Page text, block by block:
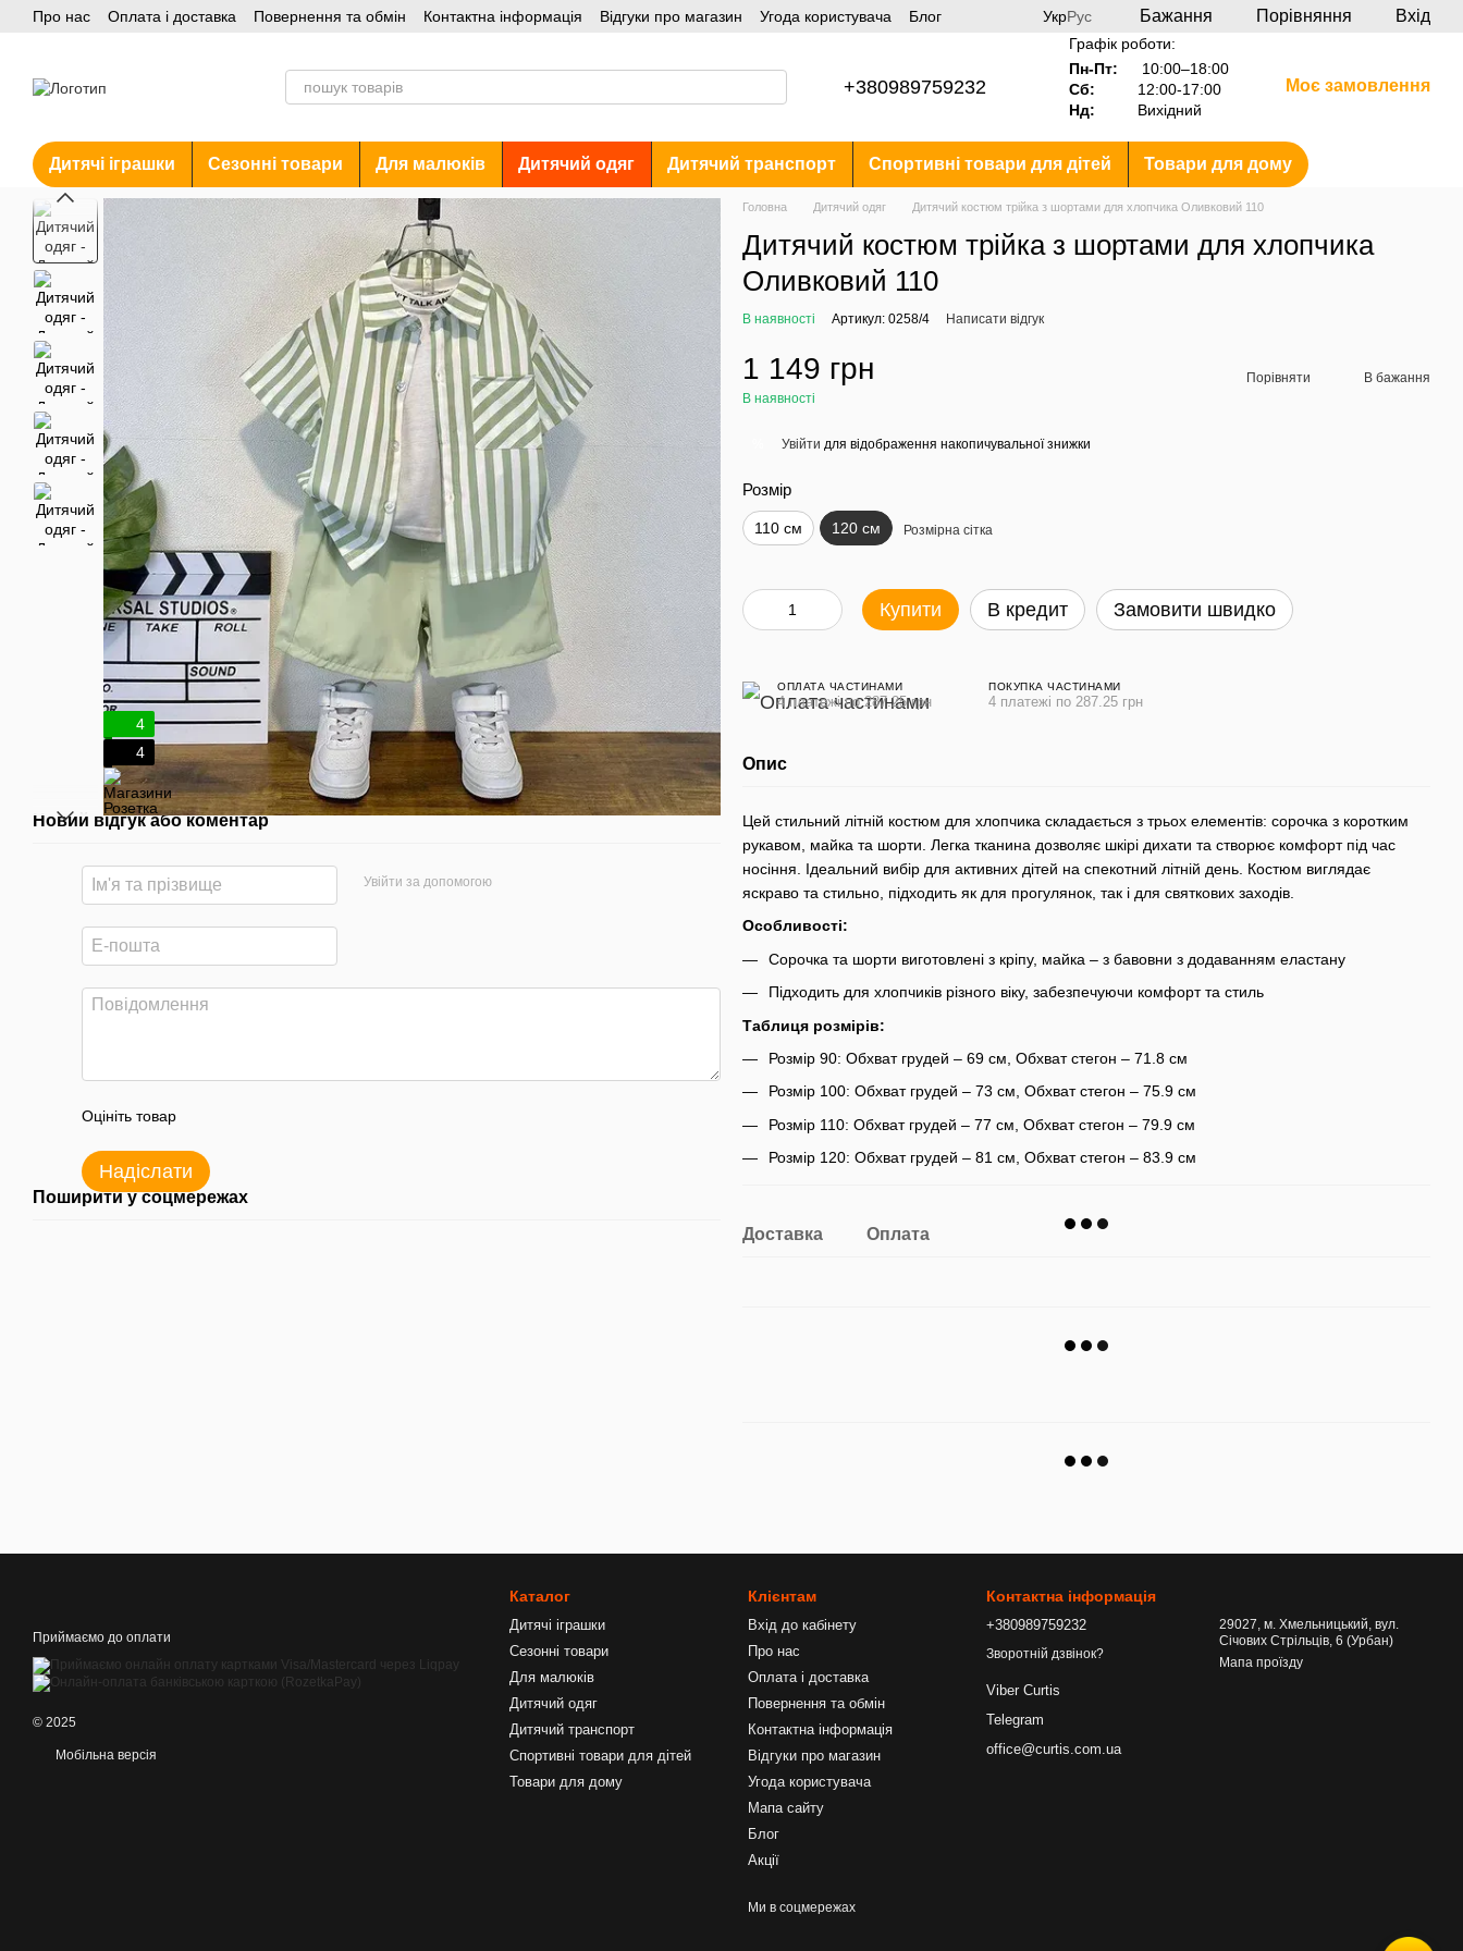
Перейти до основного контенту
Про нас Оплата і доставка Повернення та обмін Контактна інформація Відгуки про магазин Угода користувача
Блог
УкрРус Бажання Порівняння Вхід
+380989759232
Графік роботи:
Пн-Пт:
10:00–18:00
Сб:
12:00-17:00
Нд:
Вихідний
Моє замовлення
Дитячі іграшки Сезонні товари Для малюків Дитячий одяг Дитячий транспорт Спортивні товари для дітей Товари для дому
4
4
Новий відгук або коментар
Увійти за допомогою
Оцініть товар
Надіслати
Поширити у соцмережах
Головна Дитячий одяг Дитячий костюм трійка з шортами для хлопчика Оливковий 110
Дитячий костюм трійка з шортами для хлопчика
Оливковий 110
В наявності Артикул: 0258/4 Написати відгук
1 149 грн
В наявності
Порівняти В бажання
Увійти для відображення накопичувальної знижки
Розмір
110 см 120 см Розмірна сітка
Купити В кредит Замовити швидко
ОПЛАТА ЧАСТИНАМИ
4 платежі по 287.25 грн
ПОКУПКА ЧАСТИНАМИ
4 платежі по 287.25 грн
Опис
Цей стильний літній костюм для хлопчика складається з трьох елементів: сорочка з коротким
рукавом, майка та шорти. Легка тканина дозволяє шкірі дихати та створює комфорт під час
носіння. Ідеальний вибір для активних дітей на спекотний літній день. Костюм виглядає
яскраво та стильно, підходить як для прогулянок, так і для святкових заходів.
Особливості:
Сорочка та шорти виготовлені з кріпу, майка – з бавовни з додаванням еластану
Підходить для хлопчиків різного віку, забезпечуючи комфорт та стиль
Таблиця розмірів:
Розмір 90: Обхват грудей – 69 см, Обхват стегон – 71.8 см
Розмір 100: Обхват грудей – 73 см, Обхват стегон – 75.9 см
Розмір 110: Обхват грудей – 77 см, Обхват стегон – 79.9 см
Розмір 120: Обхват грудей – 81 см, Обхват стегон – 83.9 см
Доставка Оплата
Приймаємо до оплати
© 2025
Мобільна версія
Каталог
Дитячі іграшки
Сезонні товари
Для малюків
Дитячий одяг
Дитячий транспорт
Спортивні товари для дітей
Товари для дому
Клієнтам
Вхід до кабінету
Про нас
Оплата і доставка
Повернення та обмін
Контактна інформація
Відгуки про магазин
Угода користувача
Мапа сайту
Блог
Акції
Ми в соцмережах
Контактна інформація
+380989759232
Зворотній дзвінок?
Viber Curtis
Telegram
office@curtis.com.ua
29027, м. Хмельницький, вул.
Січових Стрільців, 6 (Урбан)
Мапа проїзду